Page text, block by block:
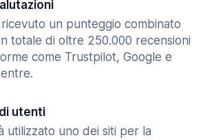
un punteggio combinato
totale di oltre 250.000 recensioni
come Trustpilot, Google e
utenti
utilizzato uno dei siti per la